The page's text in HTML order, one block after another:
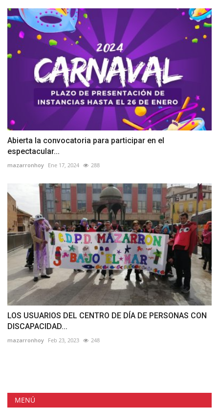
Abierta la convocatoria para participar en el
espectacular...
mazarronhoy Ene 17, 2024 288
LOS USUARIOS DEL CENTRO DE DÍA DE PERSONAS CON
DISCAPACIDAD...
mazarronhoy Feb 23, 2023 248
MENÚ